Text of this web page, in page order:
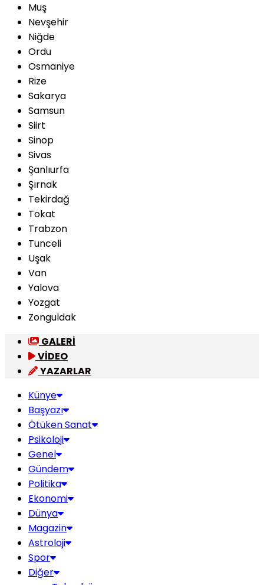
Muş
Nevşehir
Niğde
Ordu
Osmaniye
Rize
Sakarya
Samsun
Siirt
Sinop
Sivas
Şanlıurfa
Şırnak
Tekirdağ
Tokat
Trabzon
Tunceli
Uşak
Van
Yalova
Yozgat
Zonguldak
GALERİ
VİDEO
YAZARLAR
Künye
Başyazı
Ötüken Sanat
Psikoloji
Genel
Gündem
Politika
Ekonomi
Dünya
Magazin
Astroloji
Spor
Diğer